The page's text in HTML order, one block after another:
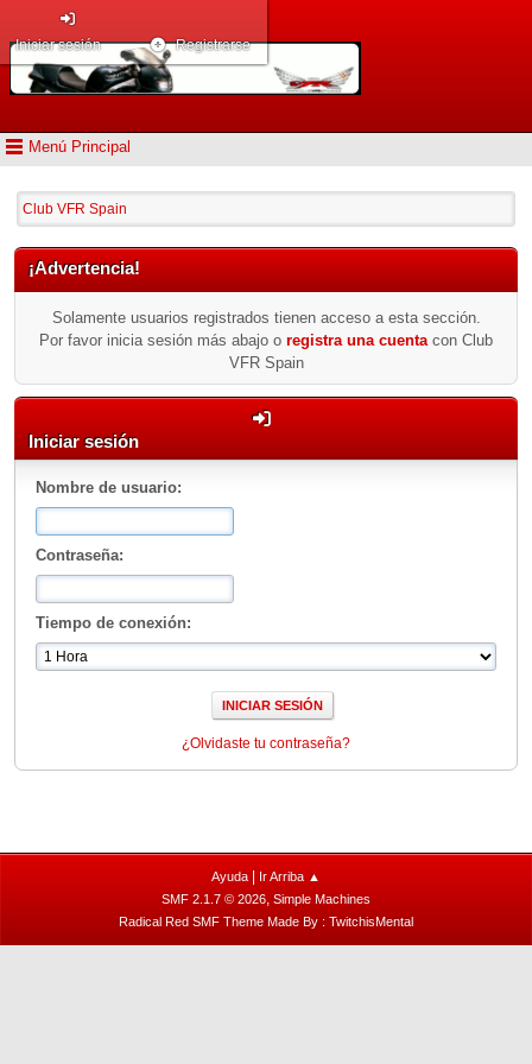
Menú Principal
Iniciar sesión Registrarse
Club VFR Spain
¡Advertencia!
Solamente usuarios registrados tienen acceso a esta sección.
Por favor inicia sesión más abajo o registra una cuenta con Club
VFR Spain
Iniciar sesión
Nombre de usuario:
Contraseña:
Tiempo de conexión:
¿Olvidaste tu contraseña?
Ayuda
Ir Arriba ▲
SMF 2.1.7 © 2026, Simple Machines
Radical Red SMF Theme Made By : TwitchisMental